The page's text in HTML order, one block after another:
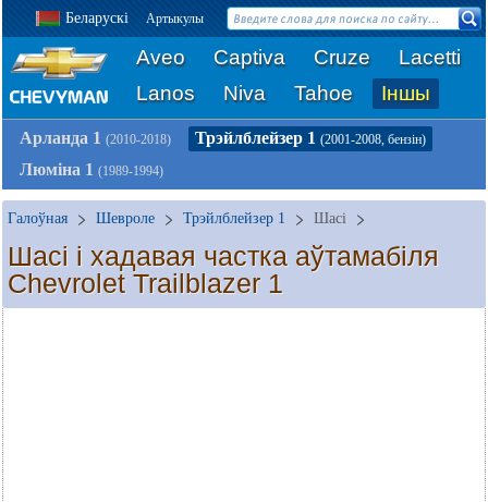
Беларускі Артыкулы
Aveo Captiva Cruze
Lacetti
Lanos
Niva Tahoe Іншы
Арланда 1 (2010-2018) Трэйлблейзер 1 (2001-2008, бензін)
Люміна 1 (1989-1994)
Галоўная Шевроле Трэйлблейзер 1 Шасі
Шасі і хадавая частка аўтамабіля
Chevrolet Trailblazer 1